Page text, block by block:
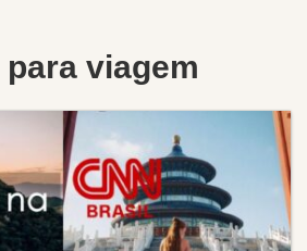
para viagem